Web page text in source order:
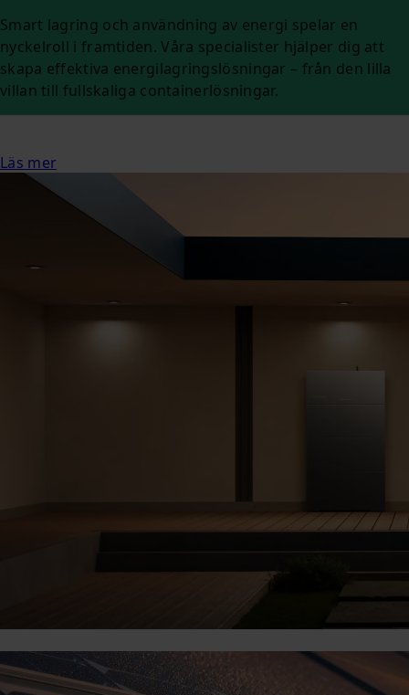
Smart lagring och användning av energi spelar en
nyckelroll i framtiden. Våra specialister hjälper dig att
skapa effektiva energilagringslösningar – från den lilla
villan till fullskaliga containerlösningar.
Läs mer